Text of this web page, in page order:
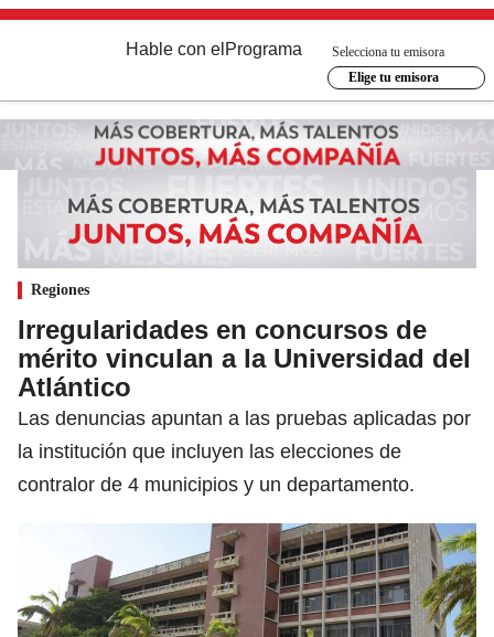
Hable con el Programa
Selecciona tu emisora
Elige tu emisora
Regiones
Irregularidades en concursos de
mérito vinculan a la Universidad del
Atlántico
Las denuncias apuntan a las pruebas aplicadas por
la institución que incluyen las elecciones de
contralor de 4 municipios y un departamento.